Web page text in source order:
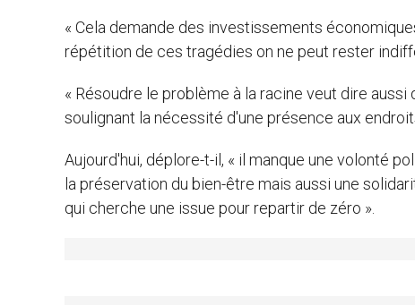
« Cela demande des investissements
répétition de ces tragédies on ne peut rester
« Résoudre le problème à la racine veut dire
soulignant la nécessité d'une présence aux
Aujourd'hui, déplore-t-il, « il manque une volonté
la préservation du bien-être mais aussi une
qui cherche une issue pour repartir de zéro ».